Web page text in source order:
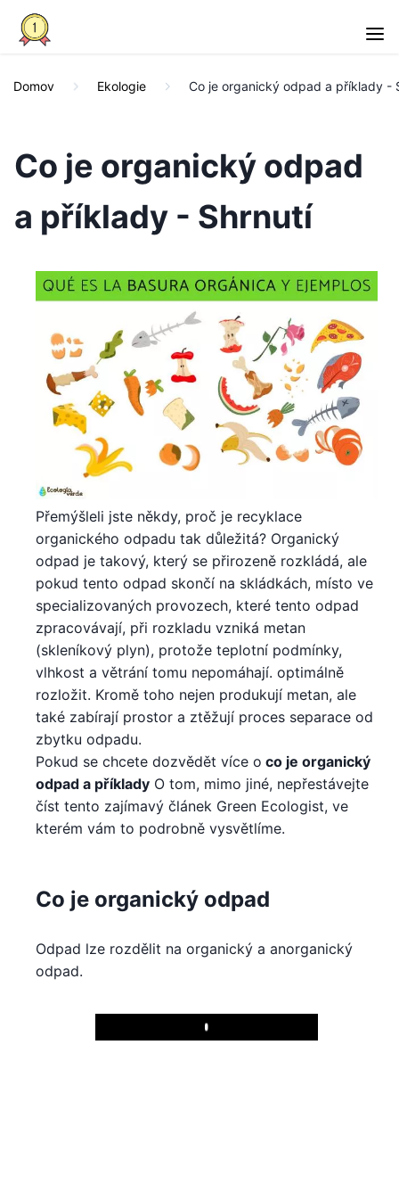
Domov Ekologie Co je organický odpad a příklady -
Co je organický odpad
a příklady - Shrnutí
Přemýšleli jste někdy, proč je recyklace
organického odpadu tak důležitá? Organický
odpad je takový, který se přirozeně rozkládá, ale
pokud tento odpad skončí na skládkách, místo ve
specializovaných provozech, které tento odpad
zpracovávají, při rozkladu vzniká metan
(skleníkový plyn), protože teplotní podmínky,
vlhkost a větrání tomu nepomáhají. optimálně
rozložit. Kromě toho nejen produkují metan, ale
také zabírají prostor a ztěžují proces separace od
zbytku odpadu.
Pokud se chcete dozvědět více o co je organický
odpad a příklady O tom, mimo jiné, nepřestávejte
číst tento zajímavý článek Green Ecologist, ve
kterém vám to podrobně vysvětlíme.
Co je organický odpad
Odpad lze rozdělit na organický a anorganický
odpad.
Play